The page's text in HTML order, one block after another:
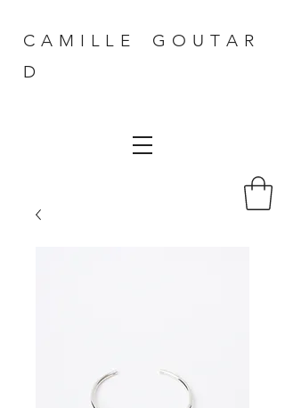
C A M I L L E G O U T A R
D